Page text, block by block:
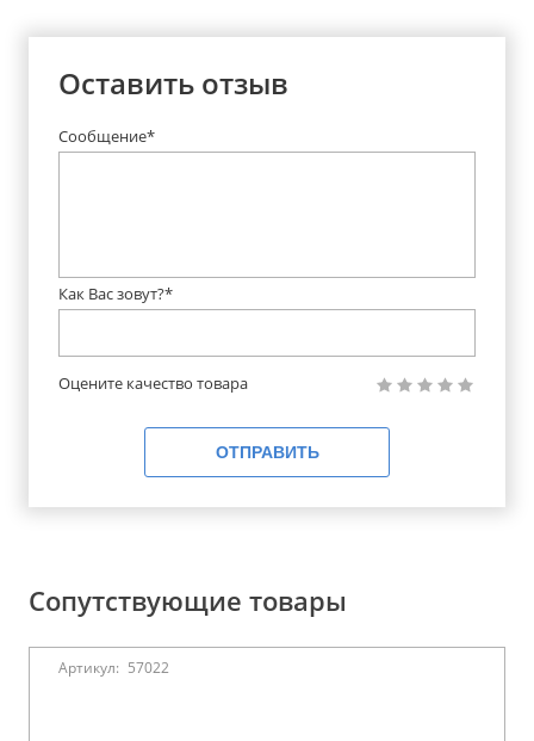
Оставить отзыв
Сообщение*
Как Вас зовут?*
Оцените качество товара
ОТПРАВИТЬ
Сопутствующие товары
Артикул: 57022